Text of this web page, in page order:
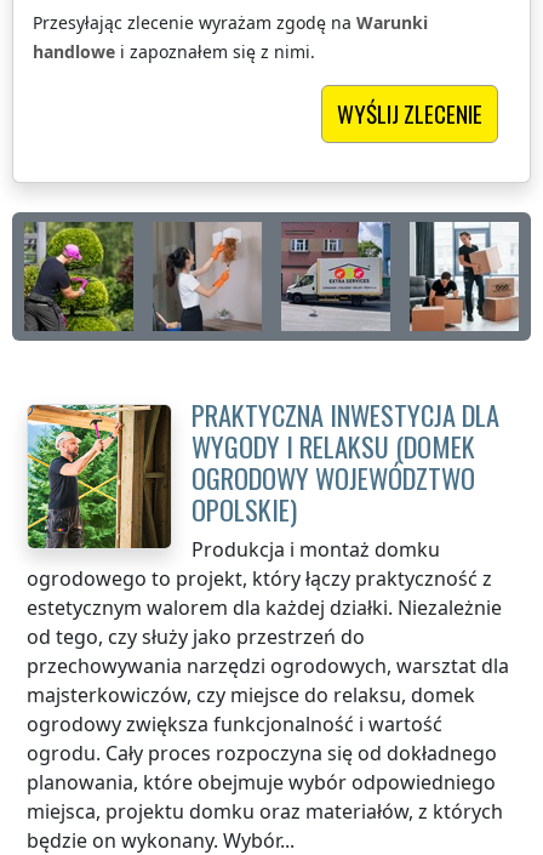
Przesyłając zlecenie wyrażam zgodę na Warunki
handlowe i zapoznałem się z nimi.
PRAKTYCZNA INWESTYCJA DLA
WYGODY I RELAKSU (DOMEK
OGRODOWY WOJEWÓDZTWO
OPOLSKIE)
Produkcja i montaż domku
ogrodowego to projekt, który łączy praktyczność z
estetycznym walorem dla każdej działki. Niezależnie
od tego, czy służy jako przestrzeń do
przechowywania narzędzi ogrodowych, warsztat dla
majsterkowiczów, czy miejsce do relaksu, domek
ogrodowy zwiększa funkcjonalność i wartość
ogrodu. Cały proces rozpoczyna się od dokładnego
planowania, które obejmuje wybór odpowiedniego
miejsca, projektu domku oraz materiałów, z których
będzie on wykonany. Wybór...